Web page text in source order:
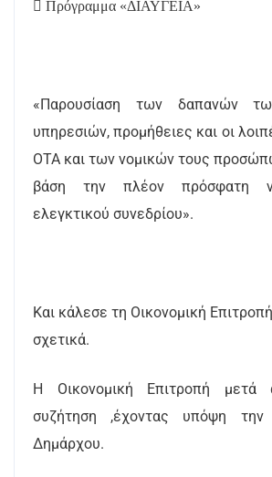
 Πρόγραμμα «ΔΙΑΥΓΕΙΑ»
«Παρουσίαση των δαπανών
υπηρεσιών, προμήθειες και οι
ΟΤΑ και των νομικών τους
βάση την πλέον πρόσφατη
ελεγκτικού συνεδρίου».
Και κάλεσε τη Οικονομική
σχετικά.
Η Οικονομική Επιτροπή μετά
συζήτηση ,έχοντας υπόψη την
Δημάρχου.